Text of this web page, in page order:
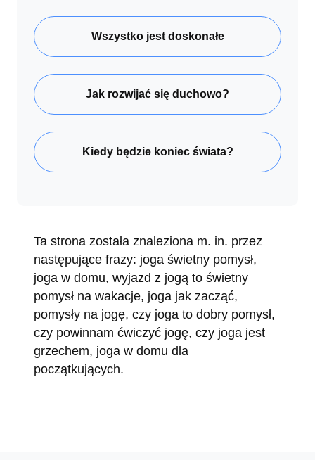
Wszystko jest doskonałe
Jak rozwijać się duchowo?
Kiedy będzie koniec świata?
Ta strona została znaleziona m. in. przez
następujące frazy: joga świetny pomysł,
joga w domu, wyjazd z jogą to świetny
pomysł na wakacje, joga jak zacząć,
pomysły na jogę, czy joga to dobry pomysł,
czy powinnam ćwiczyć jogę, czy joga jest
grzechem, joga w domu dla
początkujących.